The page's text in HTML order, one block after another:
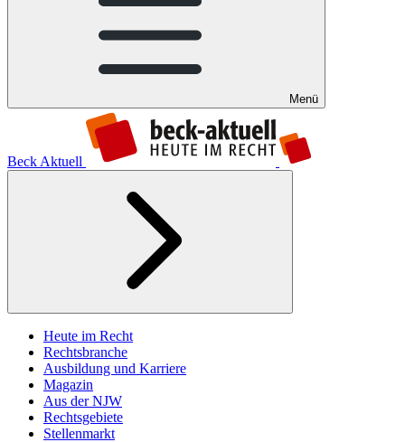
Menü
Beck Aktuell
Heute im Recht
Rechtsbranche
Ausbildung und Karriere
Magazin
Aus der NJW
Rechtsgebiete
Stellenmarkt